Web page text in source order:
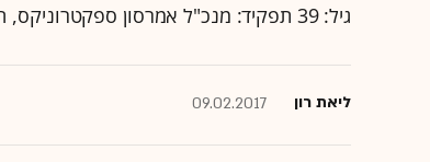
גיל: 39 תפקיד: מנכ"ל אמרסון ספקטרוניקס, העוסקת במערכות מתקדמות לכיבוי אש
ליאת רון 09.02.2017